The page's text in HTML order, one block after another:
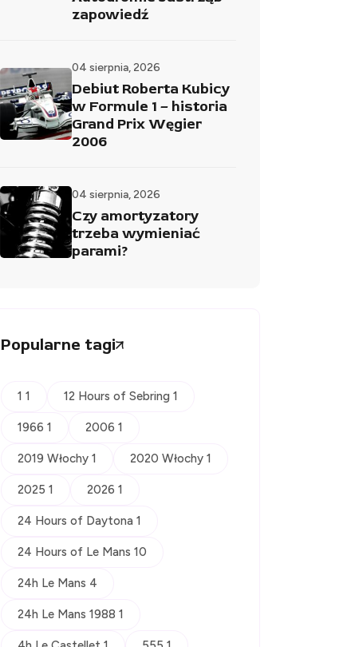
zapowiedź
04 sierpnia, 2026
Debiut Roberta Kubicy
w Formule 1 – historia
Grand Prix Węgier
2006
04 sierpnia, 2026
Czy amortyzatory
trzeba wymieniać
parami?
Popularne tagi
1 1 12 Hours of Sebring 1
1966 1 2006 1
2019 Włochy 1 2020 Włochy 1
2025 1 2026 1
24 Hours of Daytona 1
24 Hours of Le Mans 10
24h Le Mans 4
24h Le Mans 1988 1